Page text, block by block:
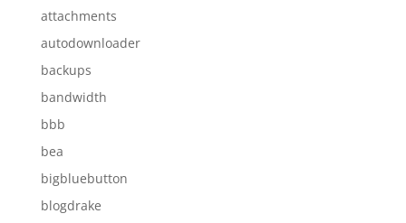
attachments
autodownloader
backups
bandwidth
bbb
bea
bigbluebutton
blogdrake